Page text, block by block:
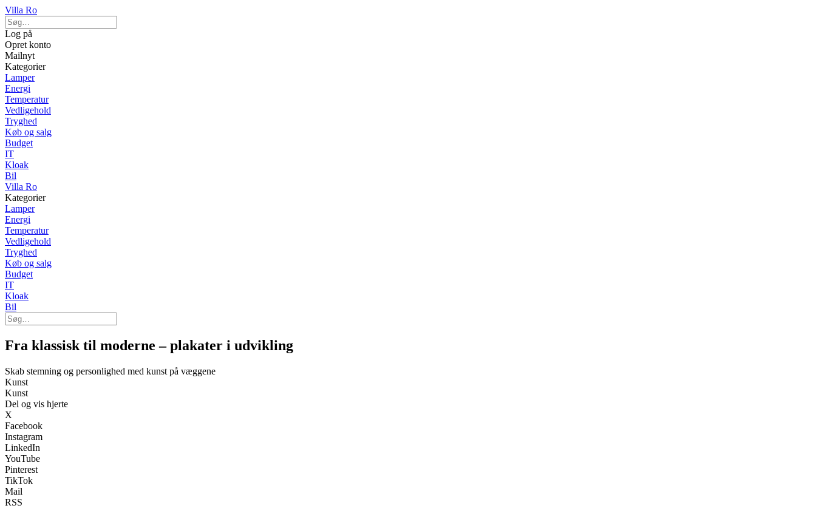
Villa Ro
Log på
Opret konto
Mailnyt
Kategorier
Lamper
Energi
Temperatur
Vedligehold
Tryghed
Køb og salg
Budget
IT
Kloak
Bil
Villa Ro
Kategorier
Lamper
Energi
Temperatur
Vedligehold
Tryghed
Køb og salg
Budget
IT
Kloak
Bil
Fra klassisk til moderne – plakater i udvikling
Skab stemning og personlighed med kunst på væggene
Kunst
Kunst
Del og vis hjerte
X
Facebook
Instagram
LinkedIn
YouTube
Pinterest
TikTok
Mail
RSS